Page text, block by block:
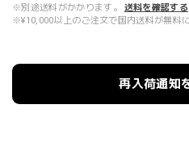
※別途送料がかかります。
送料を確認する
※¥10,000以上のご注文で国内送料が無料に
再入荷通知